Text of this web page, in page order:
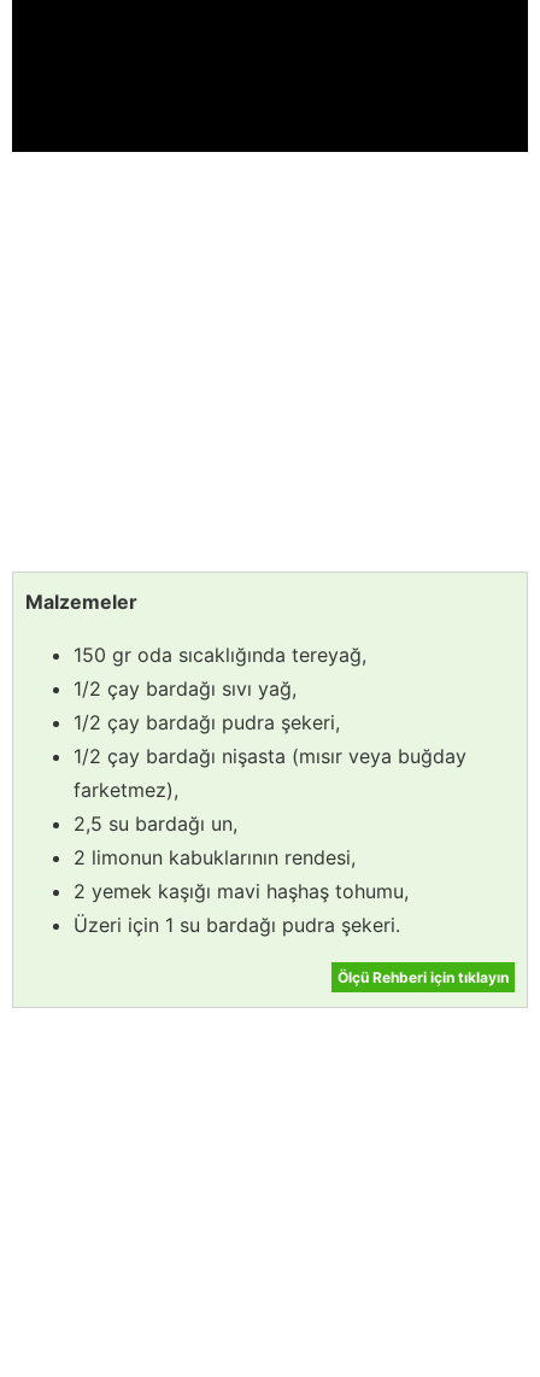
Malzemeler
150 gr oda sıcaklığında tereyağ,
1/2 çay bardağı sıvı yağ,
1/2 çay bardağı pudra şekeri,
1/2 çay bardağı nişasta (mısır veya buğday
farketmez),
2,5 su bardağı un,
2 limonun kabuklarının rendesi,
2 yemek kaşığı mavi haşhaş tohumu,
Üzeri için 1 su bardağı pudra şekeri.
Ölçü Rehberi için tıklayın